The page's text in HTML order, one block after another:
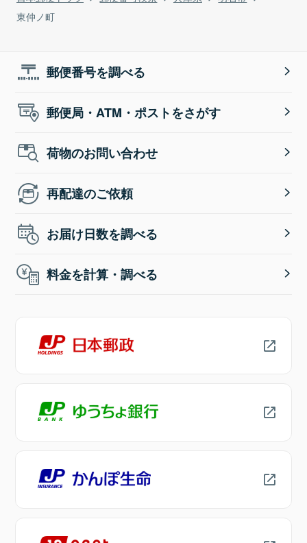
東仲ノ町
郵便番号を調べる
郵便局・ATM・ポストをさがす
荷物のお問い合わせ
再配達のご依頼
お届け日数を調べる
料金を計算・調べる